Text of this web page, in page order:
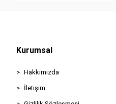
Kurumsal
Hakkımızda
İletişim